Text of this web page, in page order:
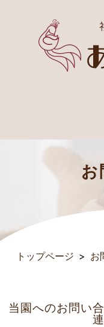
お
トップページ お
当園へのお問い